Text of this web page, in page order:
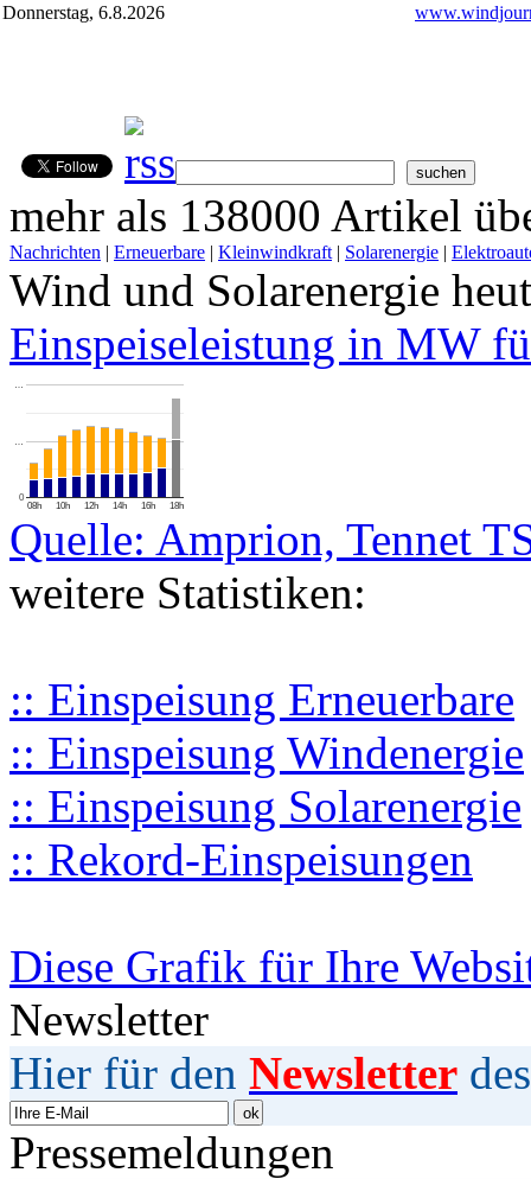
Donnerstag, 6.8.2026
mehr als 138000 Artikel
Nachrichten | Erneuerbare | Kleinwindkraft | Solarenergie |
Wind und Solarenergie
Einspeiseleistung in MW
08h 10h 12h 14h 16h 18h
0
…
…
Quelle: Amprion, Tennet
weitere Statistiken:
:: Einspeisung Erneuerbare
:: Einspeisung Windenergie
:: Einspeisung Solarenergie
:: Rekord-Einspeisungen
Diese Grafik für Ihre
Newsletter
Hier für den Newsletter
Pressemeldungen